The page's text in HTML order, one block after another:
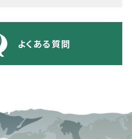
よくある質問